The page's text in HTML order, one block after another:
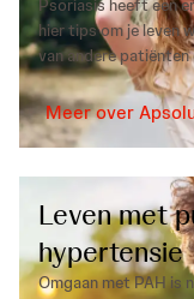
Psoriasis heeft een
hier tips om je leven
van andere patiënten
Meer over
Leven met
hypertensie
Omgaan met PAH is